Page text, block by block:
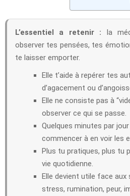
L’essentiel a retenir : la
observer tes pensées, tes
te laisser emporter.
Elle t’aide à repérer tes
d’agacement ou
Elle ne consiste pas à
observer ce qui se passe.
Quelques minutes par
commencer à en voir les
Plus tu pratiques, plus tu
vie quotidienne.
Elle devient utile face
stress, rumination, peur,